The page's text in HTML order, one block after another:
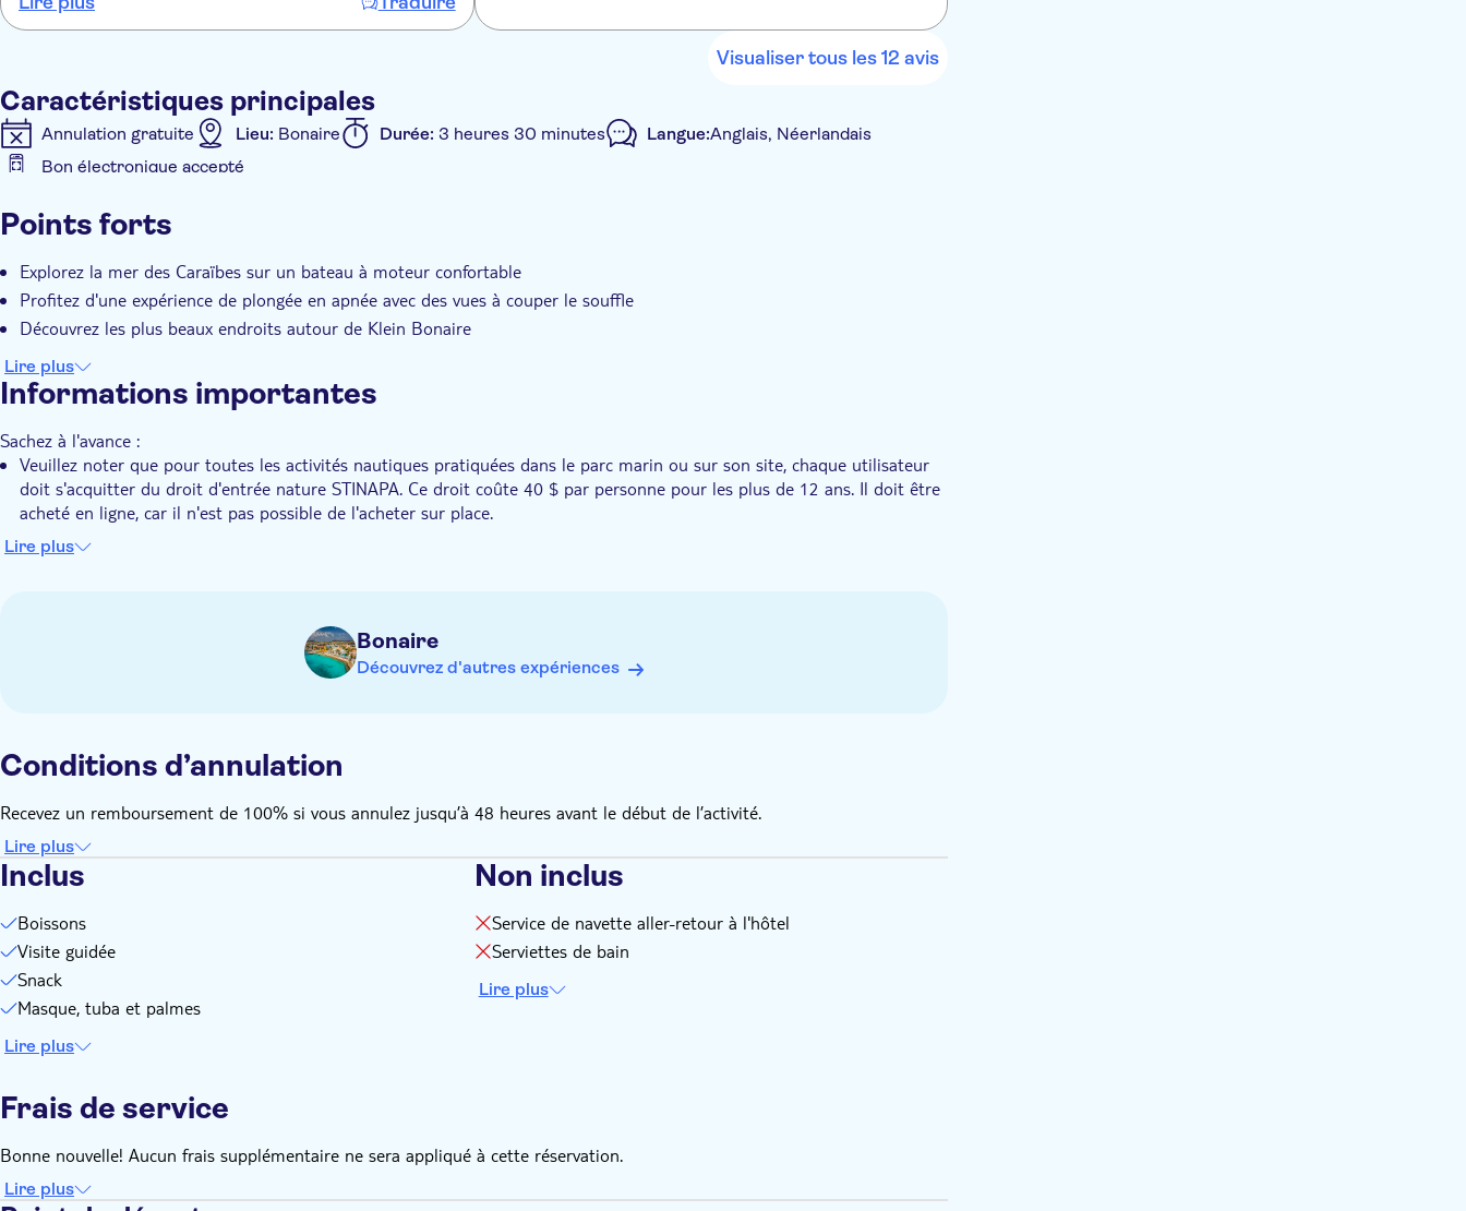
Visualiser tous les 12 avis
Caractéristiques principales
Annulation gratuite Lieu: Bonaire Durée: 3 heures 30 minutes Langue:Anglais, Néerlandais
Bon électronique accepté
Repas inclus
Points forts
Explorez la mer des Caraïbes sur un bateau à moteur confortable
Profitez d'une expérience de plongée en apnée avec des vues à couper le souffle
Découvrez les plus beaux endroits autour de Klein Bonaire
Lire plus
Informations importantes
Sachez à l'avance :
Veuillez noter que pour toutes les activités nautiques pratiquées dans le parc marin ou sur son site, chaque utilisateur
doit s'acquitter du droit d'entrée nature STINAPA. Ce droit coûte 40 $ par personne pour les plus de 12 ans. Il doit être
acheté en ligne, car il n'est pas possible de l'acheter sur place.
Si vous avez des restrictions alimentaires, veuillez remplir ceci sous : Allergies et/ou intolérances alimentaires
Lire plus
Bonaire
Découvrez d'autres expériences
Conditions d’annulation
Recevez un remboursement de 100% si vous annulez jusqu’à 48 heures avant le début de l’activité.
Lire plus
Inclus
Boissons
Visite guidée
Snack
Masque, tuba et palmes
Lire plus
Non inclus
Service de navette aller-retour à l'hôtel
Serviettes de bain
Lire plus
Frais de service
Bonne nouvelle! Aucun frais supplémentaire ne sera appliqué à cette réservation.
Lire plus